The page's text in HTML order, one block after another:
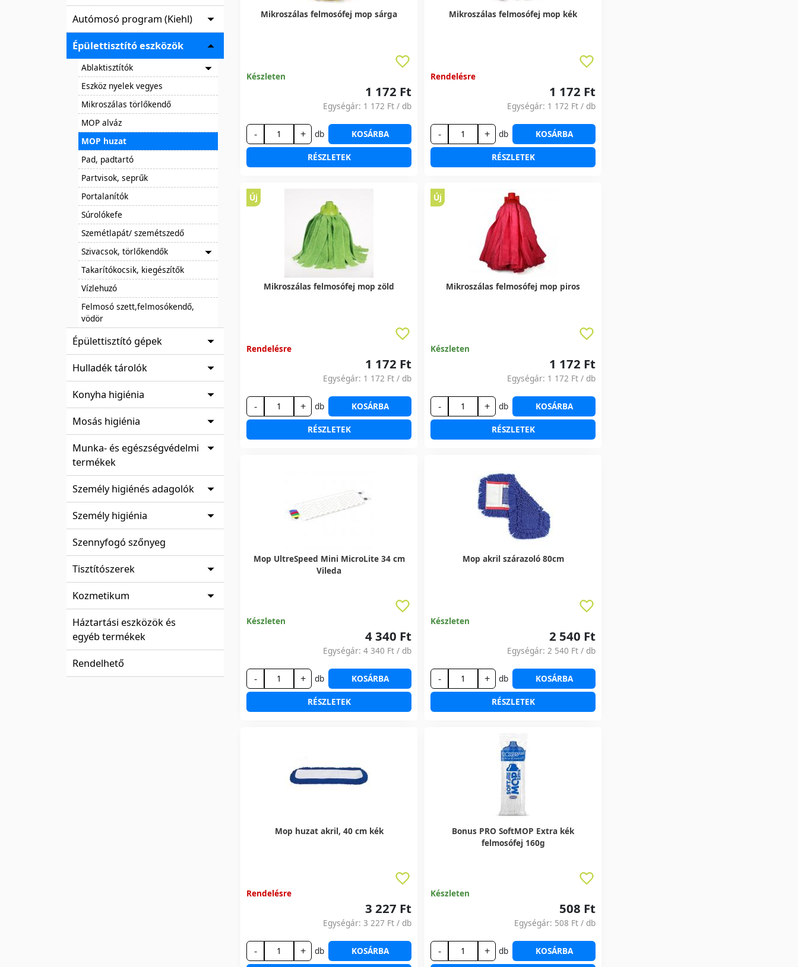
Autómosó program (Kiehl)
Épülettisztító eszközök
Ablaktisztítók
Eszköz nyelek vegyes
Mikroszálas törlőkendő
MOP alváz
MOP huzat
Pad, padtartó
Partvisok, seprűk
Portalanítók
Súrolókefe
Szemétlapát/ szemétszedő
Szivacsok, törlőkendők
Takarítókocsik, kiegészítők
Vízlehuzó
Felmosó szett,felmosókendő,
vödör
Épülettisztító gépek
Hulladék tárolók
Konyha higiénia
Mosás higiénia
Munka- és egészségvédelmi
termékek
Személy higiénés adagolók
Személy higiénia
Szennyfogó szőnyeg
Tisztítószerek
Kozmetikum
Háztartási eszközök és
egyéb termékek
Rendelhető
Mikroszálas felmosófej mop sárga
Készleten
1 172 Ft
Egységár: 1 172 Ft / db
- + db KOSÁRBA
RÉSZLETEK
Mikroszálas felmosófej mop kék
Rendelésre
1 172 Ft
Egységár: 1 172 Ft / db
- + db KOSÁRBA
RÉSZLETEK
Új
Mikroszálas felmosófej mop zöld
Rendelésre
1 172 Ft
Egységár: 1 172 Ft / db
- + db KOSÁRBA
RÉSZLETEK
Új
Mikroszálas felmosófej mop piros
Készleten
1 172 Ft
Egységár: 1 172 Ft / db
- + db KOSÁRBA
RÉSZLETEK
Mop UltreSpeed Mini MicroLite 34 cm
Vileda
Készleten
4 340 Ft
Egységár: 4 340 Ft / db
- + db KOSÁRBA
RÉSZLETEK
Mop akril szárazoló 80cm
Készleten
2 540 Ft
Egységár: 2 540 Ft / db
- + db KOSÁRBA
RÉSZLETEK
Mop huzat akril, 40 cm kék
Rendelésre
3 227 Ft
Egységár: 3 227 Ft / db
- + db KOSÁRBA
Bonus PRO SoftMOP Extra kék
felmosófej 160g
Készleten
508 Ft
Egységár: 508 Ft / db
- + db KOSÁRBA